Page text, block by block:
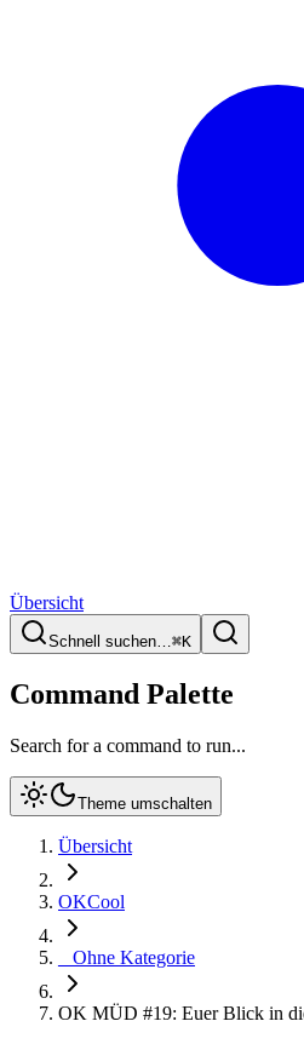
Übersicht
Schnell suchen…⌘K
Command Palette
Search for a command to run...
Theme umschalten
Übersicht
OKCool
_ Ohne Kategorie
OK MÜD #19: Euer Blick in